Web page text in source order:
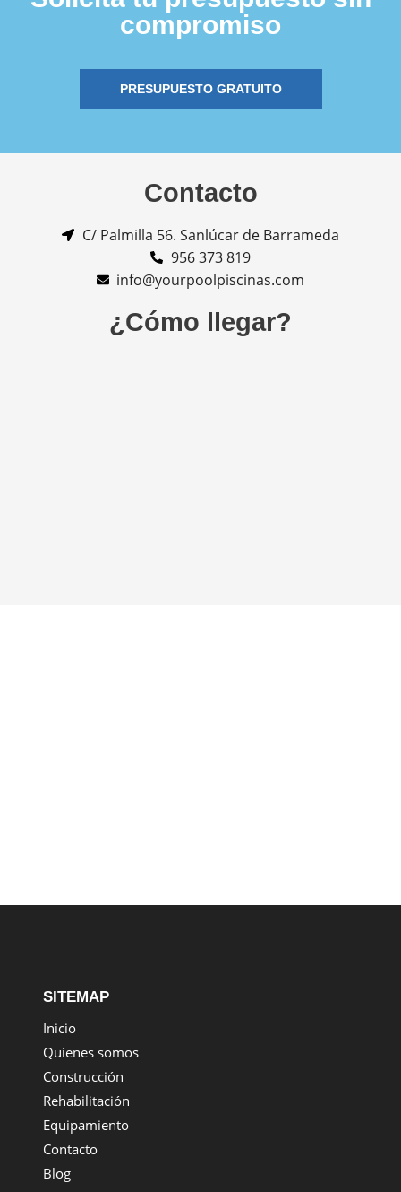
compromiso
PRESUPUESTO GRATUITO
Contacto
C/ Palmilla 56. Sanlúcar de Barrameda
956 373 819
info@yourpoolpiscinas.com
¿Cómo llegar?
SITEMAP
Inicio
Quienes somos
Construcción
Rehabilitación
Equipamiento
Contacto
Blog